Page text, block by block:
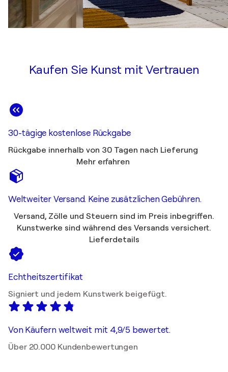
Kaufen Sie Kunst mit Vertrauen
30-tägige kostenlose Rückgabe
Rückgabe innerhalb von 30 Tagen nach Lieferung
Mehr erfahren
Weltweiter Versand. Keine zusätzlichen Gebühren.
Versand, Zölle und Steuern sind im Preis inbegriffen.
Kunstwerke sind während des Versands versichert.
Lieferdetails
Echtheitszertifikat
Signiert und jedem Kunstwerk beigefügt.
Von Käufern weltweit mit 4,9/5 bewertet.
Über 20.000 Kundenbewertungen